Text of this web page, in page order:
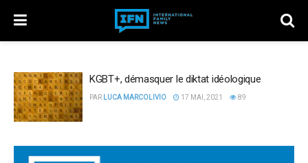
KGBT+, démasquer le diktat idéologique
PAR LUCA MARCOLIVIO 17 MAI, 2021 89